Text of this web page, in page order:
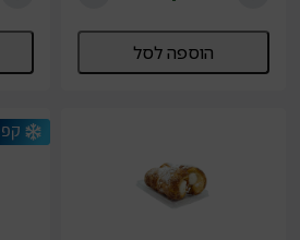
הוספה לסל